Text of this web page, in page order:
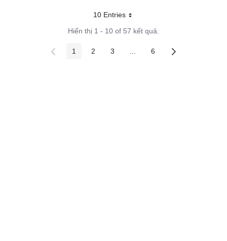
10 EntriesMỗi trang
Hiển thị 1 - 10 of 57 kết quả.
Các trang trên cổng
1 Các trang trên cổng
2 Các trang trên cổng
3 Các trang trung gian
Các trang trên cổng
6